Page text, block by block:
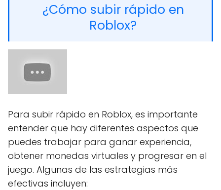
¿Cómo subir rápido en
Roblox?
Para subir rápido en Roblox, es importante
entender que hay diferentes aspectos que
puedes trabajar para ganar experiencia,
obtener monedas virtuales y progresar en el
juego. Algunas de las estrategias más
efectivas incluyen: